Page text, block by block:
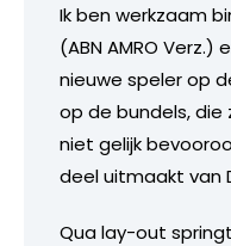
Ik ben werkzaam
(ABN AMRO Verz.)
nieuwe speler op
op de bundels, die
niet gelijk
deel uitmaakt van
Qua lay-out